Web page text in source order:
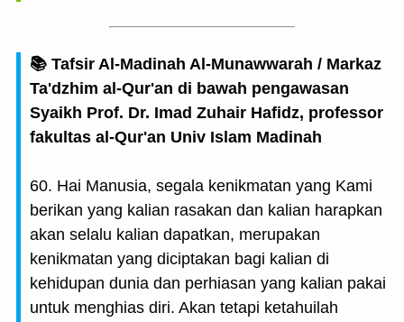
📚 Tafsir Al-Madinah Al-Munawwarah / Markaz
Ta'dzhim al-Qur'an di bawah pengawasan
Syaikh Prof. Dr. Imad Zuhair Hafidz, professor
fakultas al-Qur'an Univ Islam Madinah
60. Hai Manusia, segala kenikmatan yang Kami
berikan yang kalian rasakan dan kalian harapkan
akan selalu kalian dapatkan, merupakan
kenikmatan yang diciptakan bagi kalian di
kehidupan dunia dan perhiasan yang kalian pakai
untuk menghias diri. Akan tetapi ketahuilah